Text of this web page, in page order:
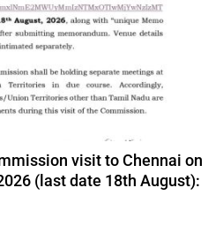
visit to Chennai on
(last date 18th August):